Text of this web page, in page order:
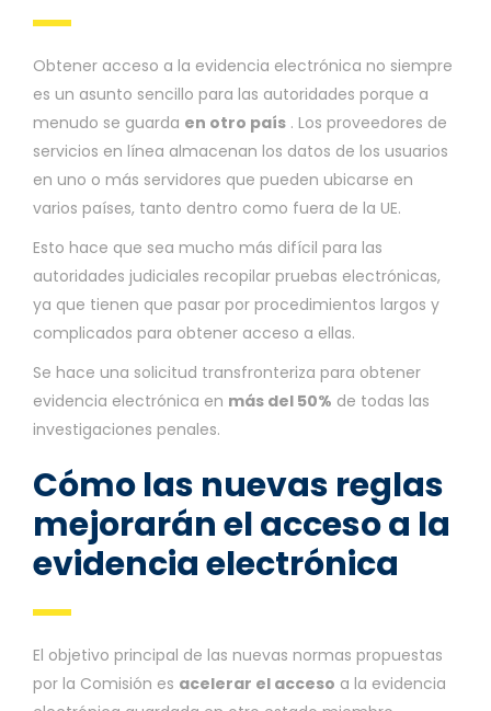
Obtener acceso a la evidencia electrónica no siempre
es un asunto sencillo para las autoridades porque a
menudo se guarda en otro país . Los proveedores de
servicios en línea almacenan los datos de los usuarios
en uno o más servidores que pueden ubicarse en
varios países, tanto dentro como fuera de la UE.
Esto hace que sea mucho más difícil para las
autoridades judiciales recopilar pruebas electrónicas,
ya que tienen que pasar por procedimientos largos y
complicados para obtener acceso a ellas.
Se hace una solicitud transfronteriza para obtener
evidencia electrónica en más del 50% de todas las
investigaciones penales.
Cómo las nuevas reglas
mejorarán el acceso a la
evidencia electrónica
El objetivo principal de las nuevas normas propuestas
por la Comisión es acelerar el acceso a la evidencia